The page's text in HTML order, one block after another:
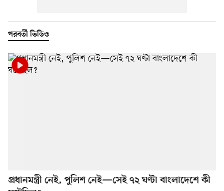
পরবর্তী ভিডিও
প্রধানমন্ত্রী নেই, পুলিশ নেই—সেই ৭২ ঘণ্টা বাংলাদেশে কী